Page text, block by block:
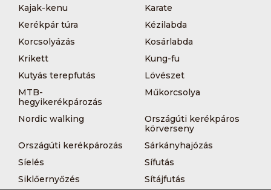
Kajak-kenu
Karate
Kerékpár túra
Kézilabda
Korcsolyázás
Kosárlabda
Krikett
Kung-fu
Kutyás terepfutás
Lövészet
MTB-
hegyikerékpározás
Műkorcsolya
Nordic walking
Országúti kerékpáros
körverseny
Országúti kerékpározás
Sárkányhajózás
Síelés
Sífutás
Siklőernyőzés
Sítájfutás